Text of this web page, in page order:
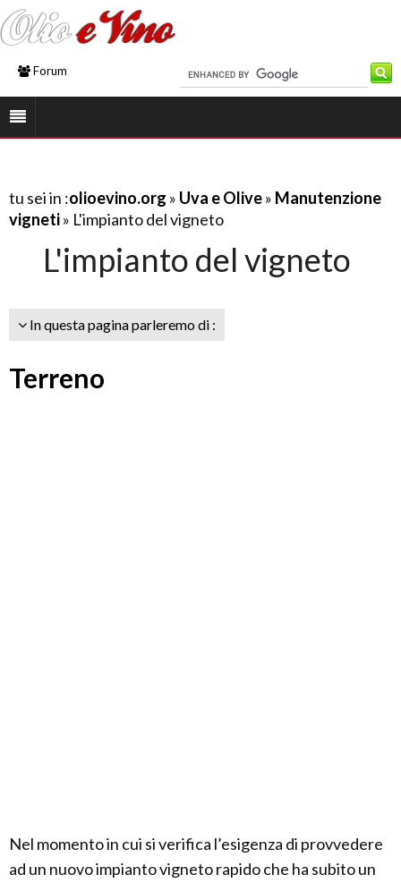
Forum
tu sei in :olioevino.org » Uva e Olive» Manutenzione
vigneti» L'impianto del vigneto
L'impianto del vigneto
In questa pagina parleremo di :
Terreno
Nel momento in cui si verifica l’esigenza di provvedere
ad un nuovo impianto vigneto rapido che ha subito un